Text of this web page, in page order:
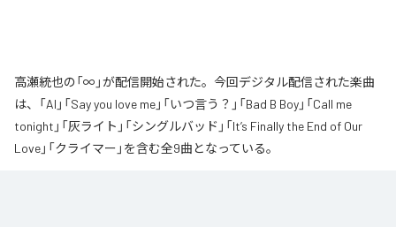
高瀬統也の「∞」が配信開始された。今回デジタル配信された楽曲
は、「AI」「Say you love me」「いつ言う？」「Bad B Boy」「Call me
tonight」「灰ライト」「シングルバッド」「It’s Finally the End of Our
Love」「クライマー」を含む全9曲となっている。